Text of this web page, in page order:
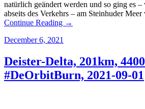
natürlich geändert werden und so ging es
abseits des Verkehrs – am Steinhuder
Continue Reading →
December 6, 2021
Deister-Delta, 201km,
#DeOrbitBurn, 2021-09-01